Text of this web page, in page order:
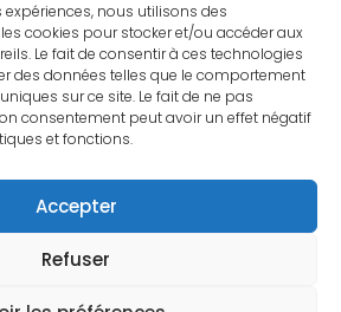
expériences, nous utilisons des
cookies pour stocker et/ou accéder aux
Le fait de consentir à ces technologies
des données telles que le comportement
sur ce site. Le fait de ne pas
consentement peut avoir un effet négatif
et fonctions.
Accepter
Refuser
RETOUR